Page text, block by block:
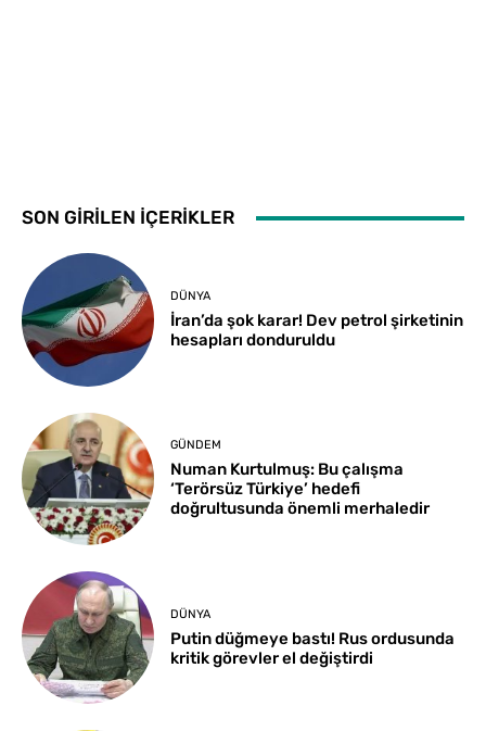
SON GİRİLEN İÇERİKLER
DÜNYA
İran’da şok karar! Dev petrol şirketinin
hesapları donduruldu
GÜNDEM
Numan Kurtulmuş: Bu çalışma
‘Terörsüz Türkiye’ hedefi
doğrultusunda önemli merhaledir
DÜNYA
Putin düğmeye bastı! Rus ordusunda
kritik görevler el değiştirdi